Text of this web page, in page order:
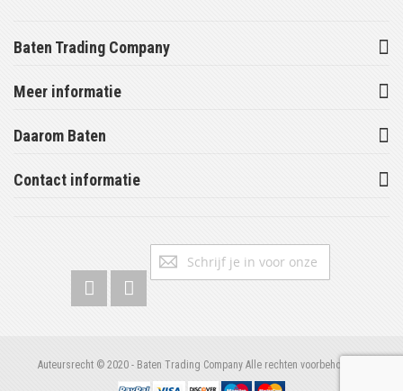
Baten Trading Company
Meer informatie
Daarom Baten
Contact informatie
Abonneer
Auteursrecht © 2020 - Baten Trading Company Alle rechten voorbehouden.